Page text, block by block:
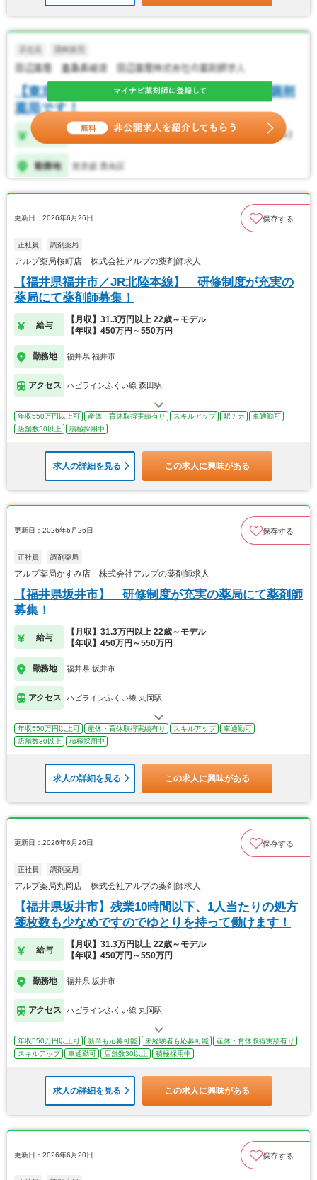
更新日：2026年6月26日 保存する
正社員 調剤薬局
アルプ薬局桜町店 株式会社アルプの薬剤師求人
【福井県福井市／JR北陸本線】 研修制度が充実の
薬局にて薬剤師募集！
給与
【月収】31.3万円以上 22歳～モデル
【年収】450万円～550万円
勤務地 福井県 福井市
アクセス ハピラインふくい線 森田駅
年収550万円以上可 産休・育休取得実績有り スキルアップ 駅チカ
車通勤可
店舗数30以上
積極採用中
求人の詳細を見る この求人に興味がある
更新日：2026年6月26日 保存する
正社員 調剤薬局
アルプ薬局かすみ店 株式会社アルプの薬剤師求人
【福井県坂井市】 研修制度が充実の薬局にて薬剤師
募集！
給与
【月収】31.3万円以上 22歳～モデル
【年収】450万円～550万円
勤務地 福井県 坂井市
アクセス ハピラインふくい線 丸岡駅
年収550万円以上可 産休・育休取得実績有り スキルアップ
車通勤可
店舗数30以上
積極採用中
求人の詳細を見る この求人に興味がある
更新日：2026年6月26日 保存する
正社員 調剤薬局
アルプ薬局丸岡店 株式会社アルプの薬剤師求人
【福井県坂井市】残業10時間以下、1人当たりの処方
箋枚数も少なめですのでゆとりを持って働けます！
給与
【月収】31.3万円以上 22歳～モデル
【年収】450万円～550万円
勤務地 福井県 坂井市
アクセス ハピラインふくい線 丸岡駅
年収550万円以上可 新卒も応募可能 未経験者も応募可能
産休・育休取得実績有り
スキルアップ
車通勤可 店舗数30以上 積極採用中
求人の詳細を見る この求人に興味がある
更新日：2026年6月20日 保存する